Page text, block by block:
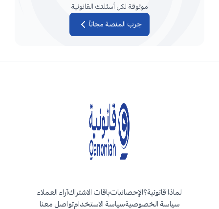
جرب المنصة مجاناً
موثوقة لكل أسئلتك القانونية
لماذا قانونية؟الإحصائياتباقات الاشتراكآراء العملاء
سياسة الخصوصيةسياسة الاستخدامتواصل معنا